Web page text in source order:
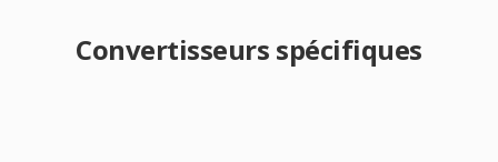
Convertisseurs spécifiques